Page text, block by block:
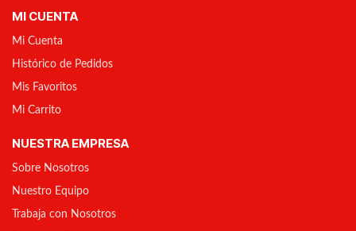
MI CUENTA
Mi Cuenta
Histórico de Pedidos
Mis Favoritos
Mi Carrito
NUESTRA EMPRESA
Sobre Nosotros
Nuestro Equipo
Trabaja con Nosotros